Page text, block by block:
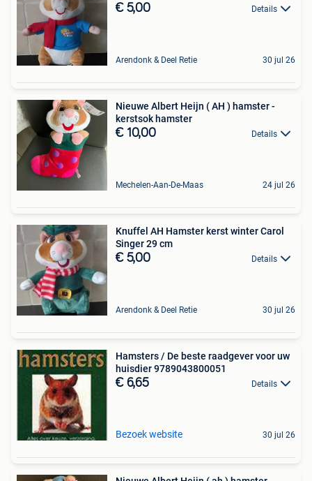
€ 5,00 Details
Arendonk & Deel Retie 30 jul 26
Nieuwe Albert Heijn ( AH ) hamster -
kerstsok hamster
€ 10,00 Details
Mechelen-Aan-De-Maas 24 jul 26
Knuffel AH Hamster kerst winter Carol
Singer 29 cm
€ 5,00 Details
Arendonk & Deel Retie 30 jul 26
Hamsters / De beste raadgever voor uw
huisdier 9789043800051
€ 6,65 Details
Bezoek website 30 jul 26